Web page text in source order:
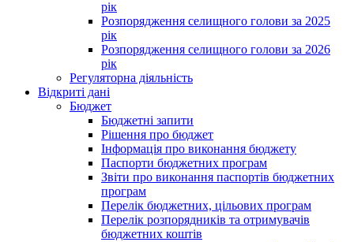
рік
Розпорядження селищного голови за 2025
рік
Розпорядження селищного голови за 2026
рік
Регуляторна діяльність
Відкриті дані
Бюджет
Бюджетні запити
Рішення про бюджет
Інформація про виконання бюджету
Паспорти бюджетних програм
Звіти про виконання паспортів бюджетних
програм
Перелік бюджетних, цільових програм
Перелік розпорядників та отримувачів
бюджетних коштів